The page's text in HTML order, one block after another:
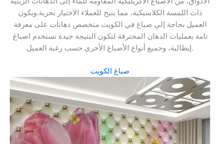
ذات اللمسة الكلاسيكية، مما يتيح للعملاء الاختيار بحرية.ويكون
العميل بحاجة إلي صباغ في الكويت متخصص دهانات على معرفة
تامة بعمليات الدهان المحترفة لتكون النتيجة جيدة نستخدم اصباغ
إيطالية، وجميع أنواع الأصباغ الأخرى حسب رغبة العميل.
صباغ الكويت